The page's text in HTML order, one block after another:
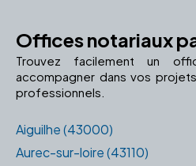
Offices notariaux
Trouvez facilement un
accompagner dans vos
professionnels.
Aiguilhe (43000)
Aurec-sur-loire (43110)